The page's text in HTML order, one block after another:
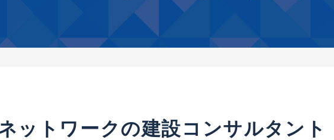
ットワークの建設コンサルタント